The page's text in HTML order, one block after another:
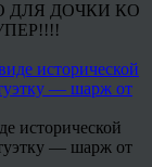
ДЛЯ ДОЧКИ КО
исторической
— шарж от